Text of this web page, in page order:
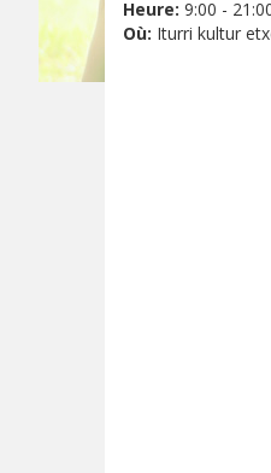
Heure: 9:00 -
Où: Iturri kultur